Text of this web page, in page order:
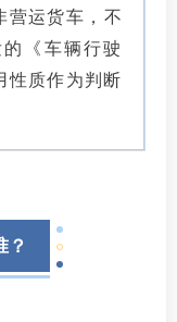
营运货车，不
《车辆行驶
性质作为判断